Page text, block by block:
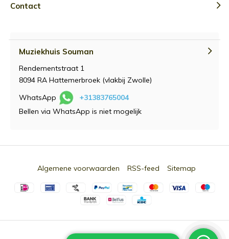
Contact
Muziekhuis Souman
Rendementstraat 1
8094 RA Hattemerbroek (vlakbij Zwolle)
WhatsApp
+31383765004
Bellen via WhatsApp is niet mogelijk
© 2026 -Souman.nl
Algemene voorwaarden RSS-feed Sitemap